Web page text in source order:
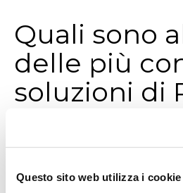
Questo sito web utilizza i cookie
Quali sono
delle più
soluzioni di
Consulting
finance